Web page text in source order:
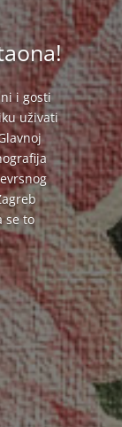
i gosti
uživati
se to